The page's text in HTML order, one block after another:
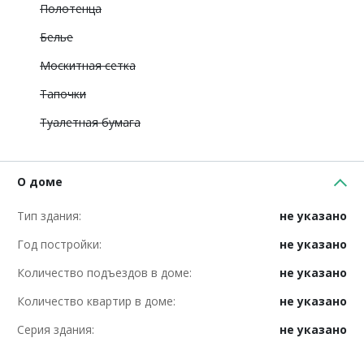
Полотенца
Белье
Москитная сетка
Тапочки
Туалетная бумага
О доме
Тип здания:
не указано
Год постройки:
не указано
Количество подъездов в доме:
не указано
Количество квартир в доме:
не указано
Серия здания:
не указано